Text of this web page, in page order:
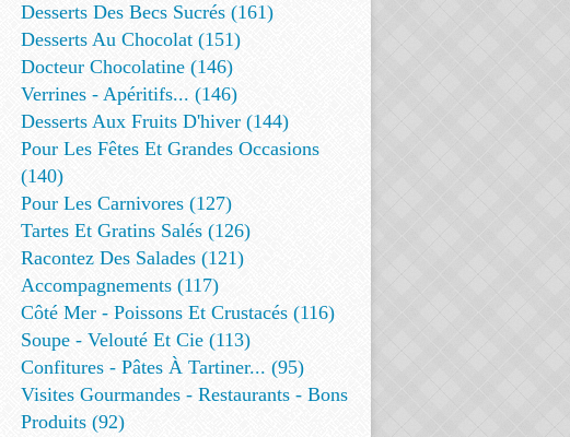
Desserts Des Becs Sucrés (161)
Desserts Au Chocolat (151)
Docteur Chocolatine (146)
Verrines - Apéritifs... (146)
Desserts Aux Fruits D'hiver (144)
Pour Les Fêtes Et Grandes Occasions
(140)
Pour Les Carnivores (127)
Tartes Et Gratins Salés (126)
Racontez Des Salades (121)
Accompagnements (117)
Côté Mer - Poissons Et Crustacés (116)
Soupe - Velouté Et Cie (113)
Confitures - Pâtes À Tartiner... (95)
Visites Gourmandes - Restaurants - Bons
Produits (92)